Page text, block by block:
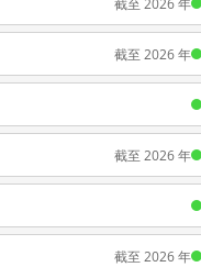
截至 2026 年
截至 2026 年
截至 2026 年